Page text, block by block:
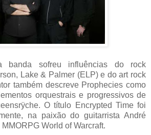
banda sofreu influências do rock
Lake & Palmer (ELP) e do art rock
também descreve Prophecies como
orquestrais e progressivos de
O título Encrypted Time foi
na paixão do guitarrista André
World of Warcraft.